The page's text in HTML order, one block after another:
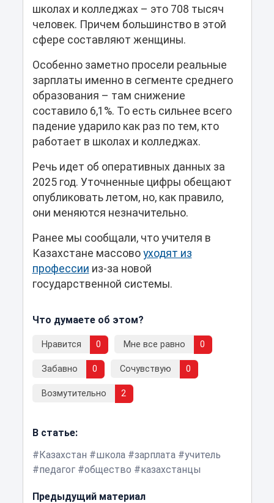
школах и колледжах – это 708 тысяч
человек. Причем большинство в этой
сфере составляют женщины.
Особенно заметно просели реальные
зарплаты именно в сегменте среднего
образования – там снижение
составило 6,1%. То есть сильнее всего
падение ударило как раз по тем, кто
работает в школах и колледжах.
Речь идет об оперативных данных за
2025 год. Уточненные цифры обещают
опубликовать летом, но, как правило,
они меняются незначительно.
Ранее мы сообщали, что учителя в
Казахстане массово уходят из
профессии из-за новой
государственной системы.
Что думаете об этом?
Нравится 0 Мне все равно 0
Забавно 0 Сочувствую 0
Возмутительно 2
В статье:
Казахстан
школа зарплата
учитель
педагог
общество казахстанцы
Предыдущий материал